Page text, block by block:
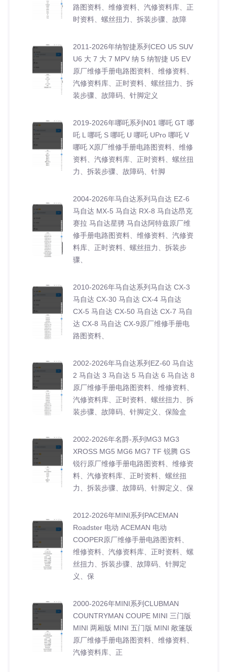
路图资料、维修资料、汽修资料库、正
时资料、螺丝扭力、拆装步骤、故障
2011-2026年纳智捷系列CEO U5 SUV
U6 大 7 大 7 MPV 纳 5 纳智捷 U5 EV
原厂维修手册电路图资料、维修资料、
汽修资料库、正时资料、螺丝扭力、拆
装步骤、故障码、针脚定义
2019-2026年哪吒系列N01 哪吒 GT 哪
吒 L 哪吒 S 哪吒 U 哪吒 UPro 哪吒 V
哪吒 X原厂维修手册电路图资料、维修
资料、汽修资料库、正时资料、螺丝扭
力、拆装步骤、故障码、针脚
2004-2026年马自达系列马自达 EZ-6
马自达 MX-5 马自达 RX-8 马自达昂克
赛拉 马自达星骋 马自达阿特兹原厂维
修手册电路图资料、维修资料、汽修资
料库、正时资料、螺丝扭力、拆装步
骤、
2010-2026年马自达系列马自达 CX-3
马自达 CX-30 马自达 CX-4 马自达
CX-5 马自达 CX-50 马自达 CX-7 马自
达 CX-8 马自达 CX-9原厂维修手册电
路图资料、
2002-2026年马自达系列EZ-60 马自达
2 马自达 3 马自达 5 马自达 6 马自达 8
原厂维修手册电路图资料、维修资料、
汽修资料库、正时资料、螺丝扭力、拆
装步骤、故障码、针脚定义、保险盒
2002-2026年名爵-系列MG3 MG3
XROSS MG5 MG6 MG7 TF 锐腾 GS
锐行原厂维修手册电路图资料、维修资
料、汽修资料库、正时资料、螺丝扭
力、拆装步骤、故障码、针脚定义、保
2012-2026年MINI系列PACEMAN
Roadster 电动 ACEMAN 电动
COOPER原厂维修手册电路图资料、
维修资料、汽修资料库、正时资料、螺
丝扭力、拆装步骤、故障码、针脚定
义、保
2000-2026年MINI系列CLUBMAN
COUNTRYMAN COUPE MINI 三门版
MINI 两厢版 MINI 五门版 MINI 敞篷版
原厂维修手册电路图资料、维修资料、
汽修资料库、正